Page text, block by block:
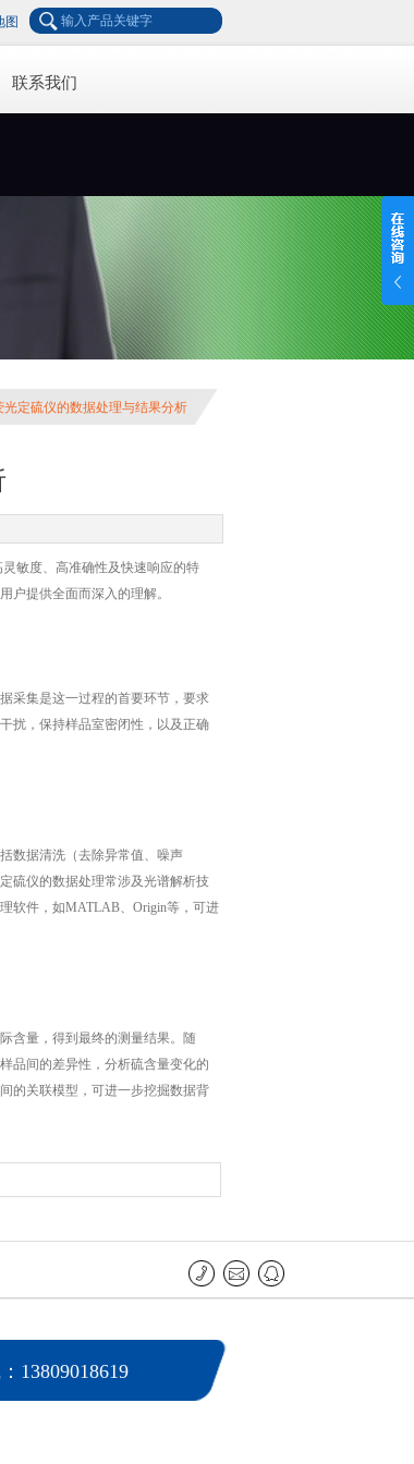
图
联系我们
光定硫仪的数据处理与结果分析
灵敏度、高准确性及快速响应的特
户提供全面而深入的理解。
采集是这一过程的首要环节，要求
扰，保持样品室密闭性，以及正确
数据清洗（去除异常值、噪声
硫仪的数据处理常涉及光谱解析技
软件，如MATLAB、Origin等，可进
含量，得到最终的测量结果。随
品间的差异性，分析硫含量变化的
的关联模型，可进一步挖掘数据背
13809018619